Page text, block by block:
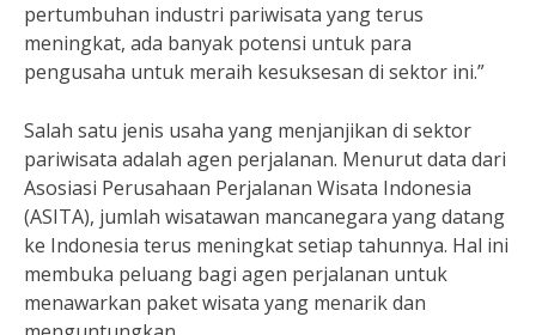
pertumbuhan industri pariwisata yang terus
meningkat, ada banyak potensi untuk para
pengusaha untuk meraih kesuksesan di sektor ini.”
Salah satu jenis usaha yang menjanjikan di sektor
pariwisata adalah agen perjalanan. Menurut data dari
Asosiasi Perusahaan Perjalanan Wisata Indonesia
(ASITA), jumlah wisatawan mancanegara yang datang
ke Indonesia terus meningkat setiap tahunnya. Hal ini
membuka peluang bagi agen perjalanan untuk
menawarkan paket wisata yang menarik dan